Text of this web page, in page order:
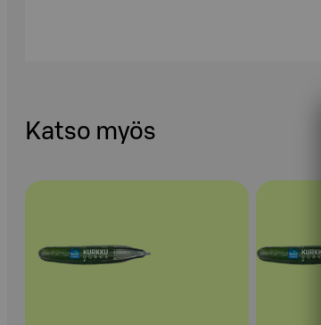
Katso myös